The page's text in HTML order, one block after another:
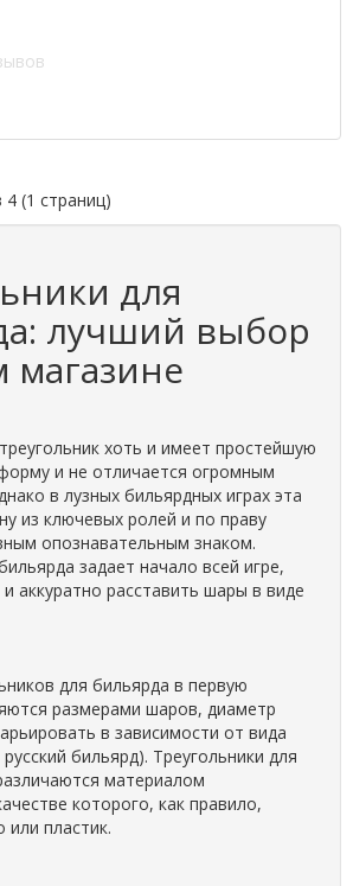
(1 страниц)
для
лучший выбор
хоть и имеет простейшую
и не отличается огромным
в лузных бильярдных играх эта
из ключевых ролей и по праву
опознавательным знаком.
задает начало всей игре,
аккуратно расставить шары в виде
для бильярда в первую
размерами шаров, диаметр
в зависимости от вида
бильярд). Треугольники для
материалом
которого, как правило,
или пластик.